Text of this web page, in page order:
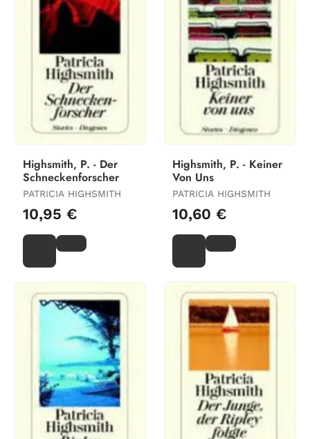
Highsmith, P. - Der
Schneckenforscher
PATRICIA HIGHSMITH
10,95 €
Highsmith, P. - Keiner
Von Uns
PATRICIA HIGHSMITH
10,60 €